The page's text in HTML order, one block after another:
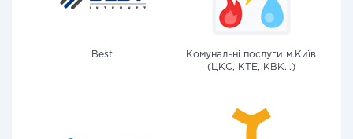
Best
Комунальні послуги м.Київ
(ЦКС, КТЕ, КВК...)